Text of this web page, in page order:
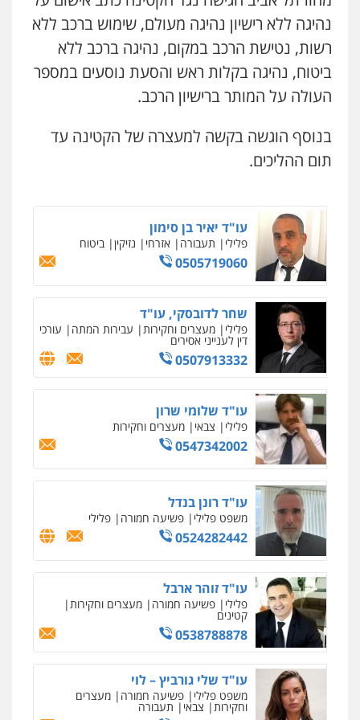
נהיגה ללא רישיון נהיגה מעולם, שימוש ברכב ללא
רשות, נטישת הרכב במקום, נהיגה ברכב ללא
ביטוח, נהיגה בקלות ראש והסעת נוסעים במספר
העולה על המותר ברישיון הרכב.
בנוסף הוגשה בקשה למעצרה של הקטינה עד
תום ההליכים.
עורך דין תמיר אלטיט
תעבורה
0545577862
עו"ד אריה פטר
לשעבר סגן מנהל המחלקה הפלילית
עו"ד יאיר בן סימון
פלילי תעבורה אזרחי נזיקין ביטוח
0505719060
שחר לדובסקי, עו"ד
פלילי מעצרים וחקירות עבירות המתה עורכי
דין לענייני אסירים
0507913332
עו"ד שלומי שרון
פלילי צבאי מעצרים וחקירות
0547342002
עו"ד רונן בנדל
משפט פלילי פשיעה חמורה פלילי
0524282442
עו"ד זוהר ארבל
פלילי פשיעה חמורה מעצרים וחקירות
קטינים
0538788878
עו"ד שלי גורביץ – לוי
משפט פלילי פשיעה חמורה מעצרים
וחקירות צבאי תעבורה
צילום עורכי דין שירותים מקצועיים לעורכי
0504578527
רונן הלל – מוניטין
מחיקת כתבות מגוגל ודחיקת אזכורים
0522508109
מהירות הגנה גיבוי תמיכה שירותים
אסירים עבירות מין שירותים מקצועיים
לעורכי דין
0544500346
מאיה בלום, עו"ס, טיפול ושיקום
טיפול בהתמכרויות שירותים מקצועיים
לעורכי דין
0504062539